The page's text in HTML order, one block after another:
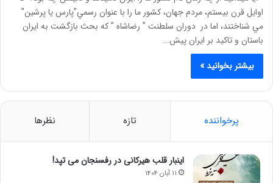
اوايل قرن بيستم، مردم جهان، كشور ما را با عنوان رسمي”پارس يا پرشين”
مي شناختند، اما در دوران سلطنت ” رضاشاه ” كه بحث بازگشت به ايران
باستان و تاكيد بر ايران پيش…
بیشتر بخوانید »
پرخواننده تازه نظرها
اینبار قلب هیرکانی در رفسنجان می تپد!
۱۱ آبان ۱۴۰۴